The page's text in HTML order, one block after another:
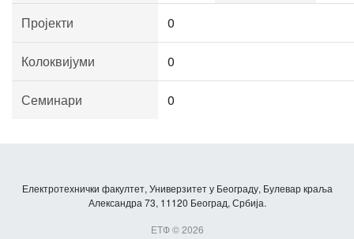
Пројекти 0
Колоквијуми 0
Семинари 0
Електротехнички факултет, Универзитет у Београду, Булевар краља
Александра 73, 11120 Београд, Србија.
ЕТФ © 2026